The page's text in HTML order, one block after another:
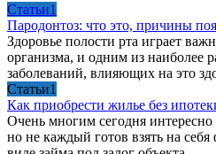
Cтатьи1
Пародонтоз: что это, причины
Здоровье полости рта играет
организма, и одним из наиболее
заболеваний, влияющих на это
Cтатьи1
Как приобрести жилье без
Очень многим сегодня
но не каждый готов взять на себя